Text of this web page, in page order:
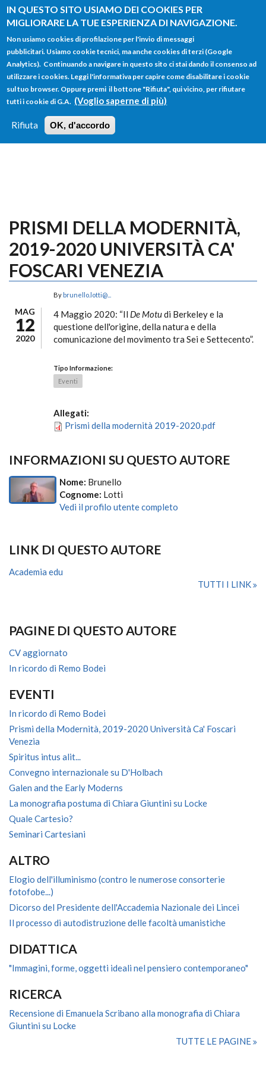
IN QUESTO SITO USIAMO DEI COOKIES PER
MIGLIORARE LA TUE ESPERIENZA DI NAVIGAZIONE.
Non usiamo cookies di profilazione per l'invio di messaggi
pubblicitari. Usiamo cookie tecnici, ma anche cookies di terzi (Google
Analytics). Continuando a navigare in questo sito ci stai dando il consenso ad
utilizzare i cookies. Leggi l'informativa per capire come disabilitare i cookie
sul tuo browser. Oppure premi il bottone "Rifiuta", qui vicino, per rifiutare
tutti i cookie di G.A. (Voglio saperne di più)
Rifiuta OK, d'accordo
Salta al contenuto principale
FORM
DI
RICERCA
Main menu
HOME TUTTI I PROFILI
LOGIN
PRISMI DELLA MODERNITÀ,
2019-2020 UNIVERSITÀ CA'
FOSCARI VENEZIA
MAG
12
2020
By brunello.lotti@...
4 Maggio 2020: “Il De Motudi Berkeley e la
questione dell'origine, della natura e della
comunicazione del movimento tra Sei e Settecento”.
Tipo Informazione:
Eventi
Allegati:
Prismi della modernità 2019-2020.pdf
INFORMAZIONI SU QUESTO AUTORE
Nome: Brunello
Cognome: Lotti
Vedi il profilo utente completo
LINK DI QUESTO AUTORE
Academia edu
TUTTI I LINK
PAGINE DI QUESTO AUTORE
CV aggiornato
In ricordo di Remo Bodei
EVENTI
In ricordo di Remo Bodei
Prismi della Modernità, 2019-2020 Università Ca' Foscari
Venezia
Spiritus intus alit...
Convegno internazionale su D'Holbach
Galen and the Early Moderns
La monografia postuma di Chiara Giuntini su Locke
Quale Cartesio?
Seminari Cartesiani
ALTRO
Elogio dell'illuminismo (contro le numerose consorterie
fotofobe...)
Dicorso del Presidente dell'Accademia Nazionale dei Lincei
Il processo di autodistruzione delle facoltà umanistiche
DIDATTICA
"Immagini, forme, oggetti ideali nel pensiero contemporaneo"
RICERCA
Recensione di Emanuela Scribano alla monografia di Chiara
Giuntini su Locke
TUTTE LE PAGINE